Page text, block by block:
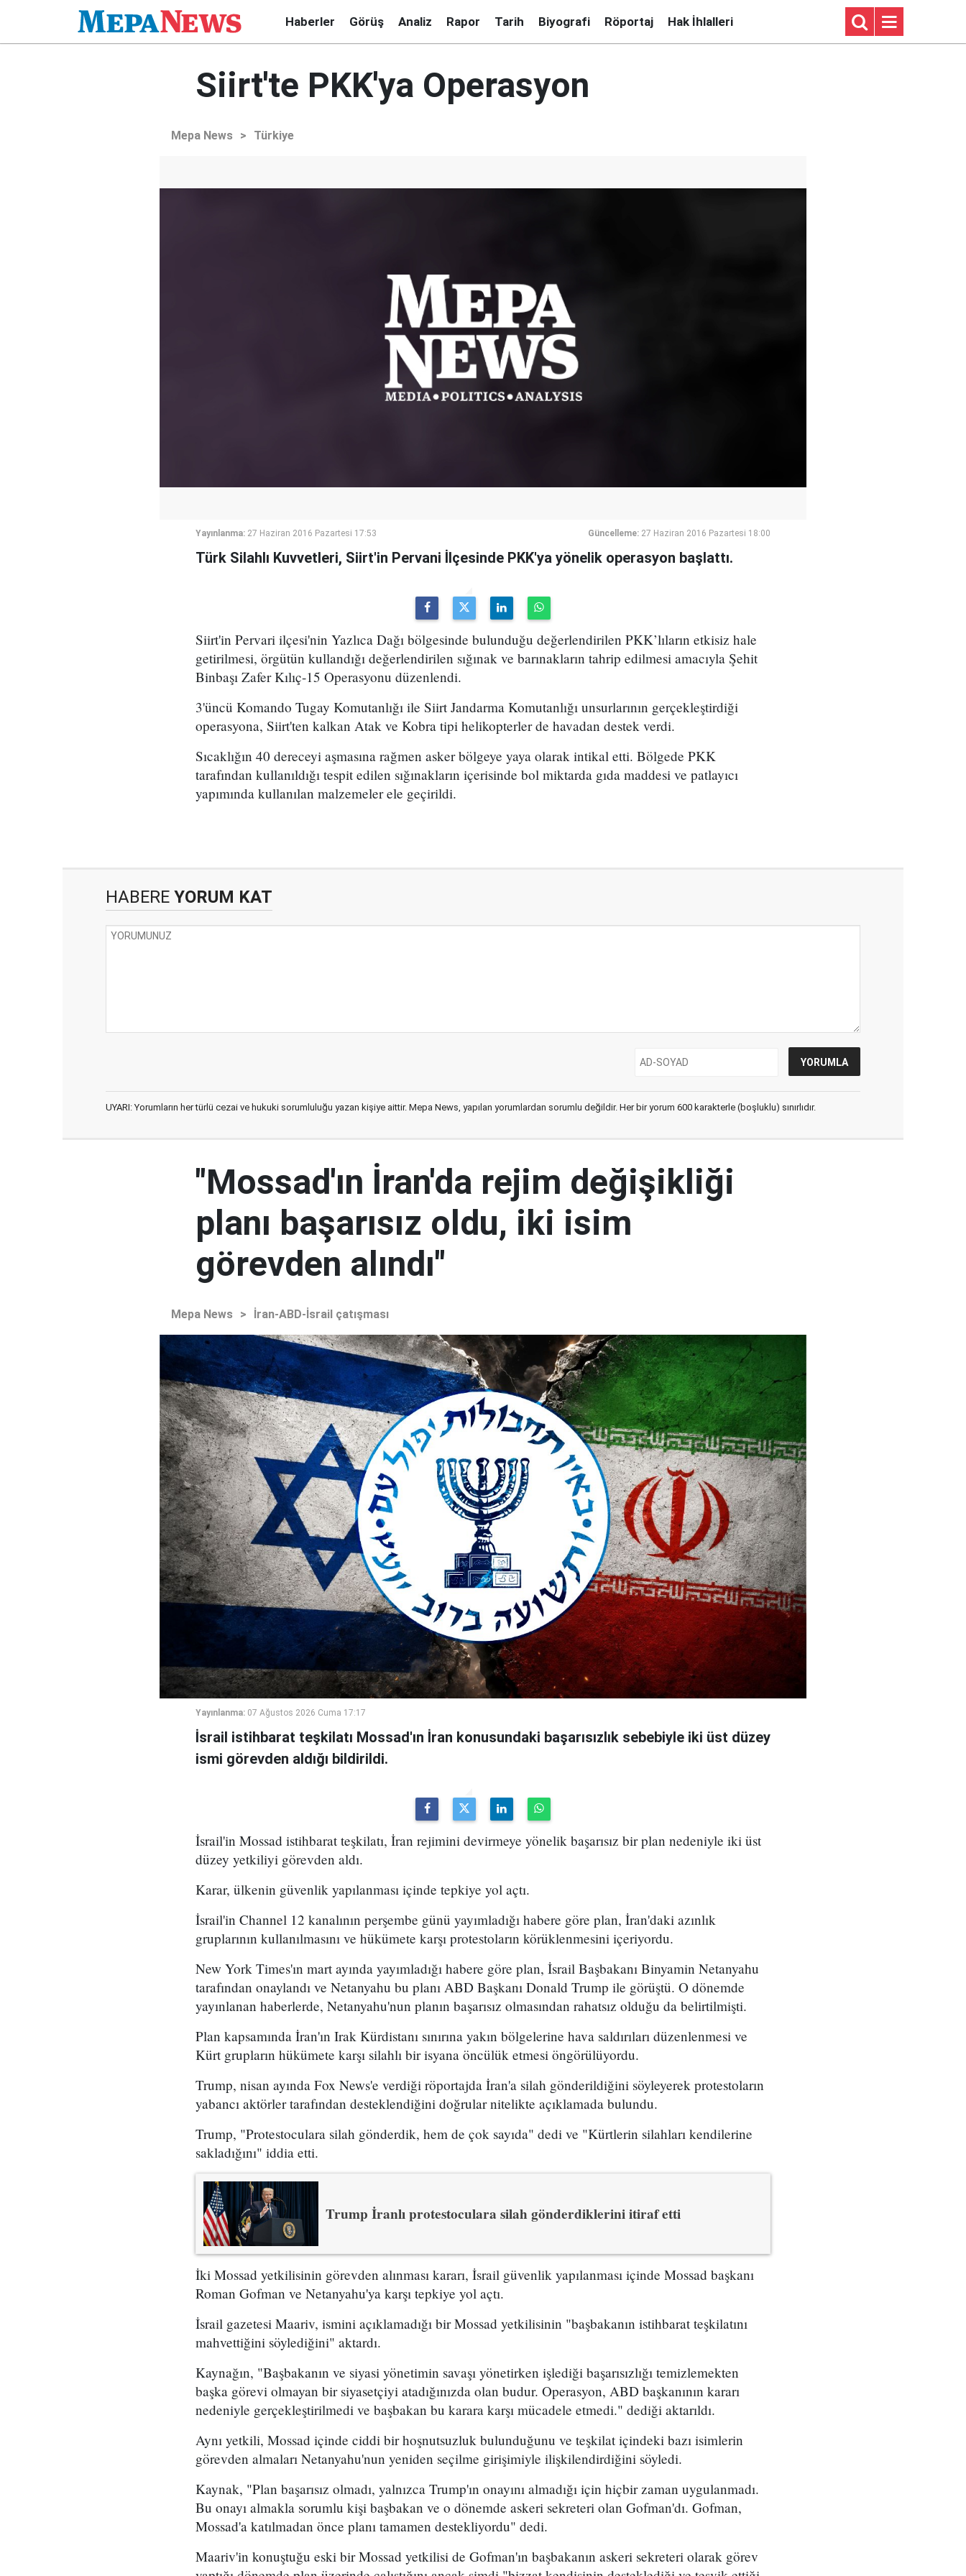
Haberler Görüş Analiz Rapor Tarih Biyografi Röportaj Hak İhlalleri
Siirt'te PKK'ya Operasyon
Mepa News > Türkiye
Yayınlanma: 27 Haziran 2016 Pazartesi 17:53 Güncelleme: 27 Haziran 2016 Pazartesi 18:00
Türk Silahlı Kuvvetleri, Siirt'in Pervani İlçesinde PKK'ya yönelik operasyon başlattı.
Siirt'in Pervari ilçesi'nin Yazlıca Dağı bölgesinde bulunduğu değerlendirilen PKK’lıların etkisiz hale
getirilmesi, örgütün kullandığı değerlendirilen sığınak ve barınakların tahrip edilmesi amacıyla Şehit
Binbaşı Zafer Kılıç-15 Operasyonu düzenlendi.
3'üncü Komando Tugay Komutanlığı ile Siirt Jandarma Komutanlığı unsurlarının gerçekleştirdiği
operasyona, Siirt'ten kalkan Atak ve Kobra tipi helikopterler de havadan destek verdi.
Sıcaklığın 40 dereceyi aşmasına rağmen asker bölgeye yaya olarak intikal etti. Bölgede PKK
tarafından kullanıldığı tespit edilen sığınakların içerisinde bol miktarda gıda maddesi ve patlayıcı
yapımında kullanılan malzemeler ele geçirildi.
HABERE YORUM KAT
UYARI: Yorumların her türlü cezai ve hukuki sorumluluğu yazan kişiye aittir. Mepa News, yapılan yorumlardan sorumlu değildir. Her bir yorum 600 karakterle (boşluklu) sınırlıdır.
"Mossad'ın İran'da rejim değişikliği
planı başarısız oldu, iki isim
görevden alındı"
Mepa News > İran-ABD-İsrail çatışması
Yayınlanma: 07 Ağustos 2026 Cuma 17:17
İsrail istihbarat teşkilatı Mossad'ın İran konusundaki başarısızlık sebebiyle iki üst düzey
ismi görevden aldığı bildirildi.
İsrail'in Mossad istihbarat teşkilatı, İran rejimini devirmeye yönelik başarısız bir plan nedeniyle iki üst
düzey yetkiliyi görevden aldı.
Karar, ülkenin güvenlik yapılanması içinde tepkiye yol açtı.
İsrail'in Channel 12 kanalının perşembe günü yayımladığı habere göre plan, İran'daki azınlık
gruplarının kullanılmasını ve hükümete karşı protestoların körüklenmesini içeriyordu.
New York Times'ın mart ayında yayımladığı habere göre plan, İsrail Başbakanı Binyamin Netanyahu
tarafından onaylandı ve Netanyahu bu planı ABD Başkanı Donald Trump ile görüştü. O dönemde
yayınlanan haberlerde, Netanyahu'nun planın başarısız olmasından rahatsız olduğu da belirtilmişti.
Plan kapsamında İran'ın Irak Kürdistanı sınırına yakın bölgelerine hava saldırıları düzenlenmesi ve
Kürt grupların hükümete karşı silahlı bir isyana öncülük etmesi öngörülüyordu.
Trump, nisan ayında Fox News'e verdiği röportajda İran'a silah gönderildiğini söyleyerek protestoların
yabancı aktörler tarafından desteklendiğini doğrular nitelikte açıklamada bulundu.
Trump, "Protestoculara silah gönderdik, hem de çok sayıda" dedi ve "Kürtlerin silahları kendilerine
sakladığını" iddia etti.
Trump İranlı protestoculara silah gönderdiklerini itiraf etti
İki Mossad yetkilisinin görevden alınması kararı, İsrail güvenlik yapılanması içinde Mossad başkanı
Roman Gofman ve Netanyahu'ya karşı tepkiye yol açtı.
İsrail gazetesi Maariv, ismini açıklamadığı bir Mossad yetkilisinin "başbakanın istihbarat teşkilatını
mahvettiğini söylediğini" aktardı.
Kaynağın, "Başbakanın ve siyasi yönetimin savaşı yönetirken işlediği başarısızlığı temizlemekten
başka görevi olmayan bir siyasetçiyi atadığınızda olan budur. Operasyon, ABD başkanının kararı
nedeniyle gerçekleştirilmedi ve başbakan bu karara karşı mücadele etmedi." dediği aktarıldı.
Aynı yetkili, Mossad içinde ciddi bir hoşnutsuzluk bulunduğunu ve teşkilat içindeki bazı isimlerin
görevden almaları Netanyahu'nun yeniden seçilme girişimiyle ilişkilendirdiğini söyledi.
Kaynak, "Plan başarısız olmadı, yalnızca Trump'ın onayını almadığı için hiçbir zaman uygulanmadı.
Bu onayı almakla sorumlu kişi başbakan ve o dönemde askeri sekreteri olan Gofman'dı. Gofman,
Mossad'a katılmadan önce planı tamamen destekliyordu" dedi.
Maariv'in konuştuğu eski bir Mossad yetkilisi de Gofman'ın başbakanın askeri sekreteri olarak görev